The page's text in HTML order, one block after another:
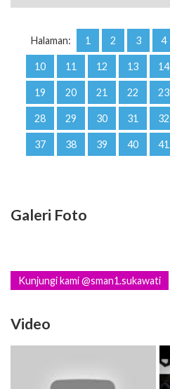
Halaman: 1 2 3 4
10 11 12 13 14
19 20 21 22 23
28 29 30 31 32
37 38 39 40 41
Galeri Foto
Kunjungi kami @sman1.sukawati
Video